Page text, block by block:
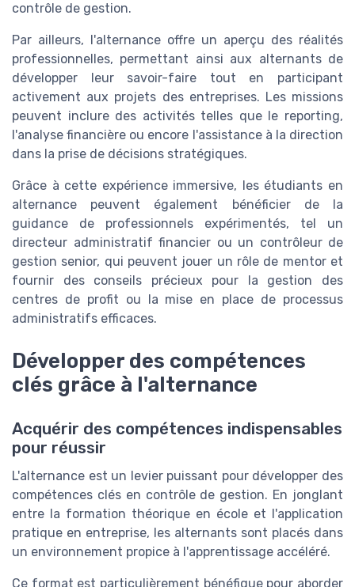
contrôle de gestion.
Par ailleurs, l'alternance offre un aperçu des réalités
professionnelles, permettant ainsi aux alternants de
développer leur savoir-faire tout en participant
activement aux projets des entreprises. Les missions
peuvent inclure des activités telles que le reporting,
l'analyse financière ou encore l'assistance à la direction
dans la prise de décisions stratégiques.
Grâce à cette expérience immersive, les étudiants en
alternance peuvent également bénéficier de la
guidance de professionnels expérimentés, tel un
directeur administratif financier ou un contrôleur de
gestion senior, qui peuvent jouer un rôle de mentor et
fournir des conseils précieux pour la gestion des
centres de profit ou la mise en place de processus
administratifs efficaces.
Développer des compétences
clés grâce à l'alternance
Acquérir des compétences indispensables
pour réussir
L'alternance est un levier puissant pour développer des
compétences clés en contrôle de gestion. En jonglant
entre la formation théorique en école et l'application
pratique en entreprise, les alternants sont placés dans
un environnement propice à l'apprentissage accéléré.
Ce format est particulièrement bénéfique pour aborder